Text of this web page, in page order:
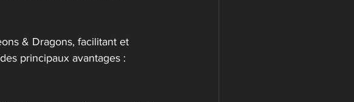
& Dragons, facilitant et
principaux avantages :